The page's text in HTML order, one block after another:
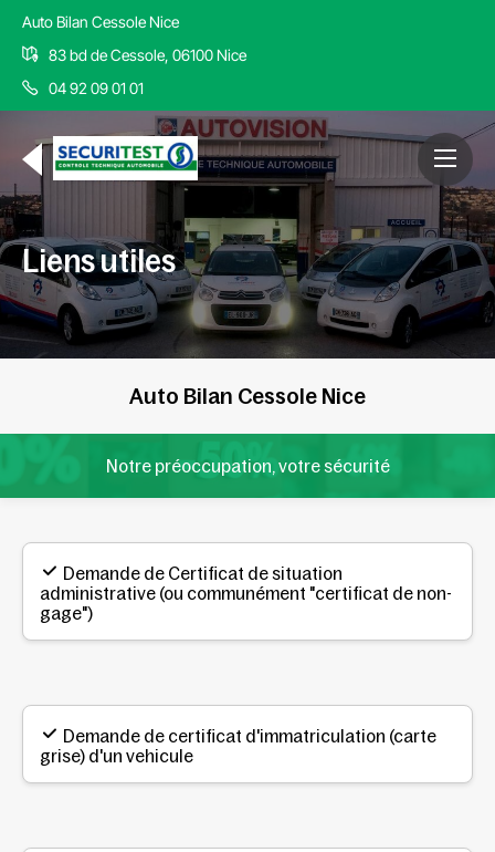
Auto Bilan Cessole Nice
83 bd de Cessole, 06100 Nice
04 92 09 01 01
Liens utiles
Auto Bilan Cessole Nice
Notre préoccupation, votre sécurité
Demande de Certificat de situation
administrative (ou communément "certificat de non-
gage")
Demande de certificat d'immatriculation (carte
grise) d'un vehicule